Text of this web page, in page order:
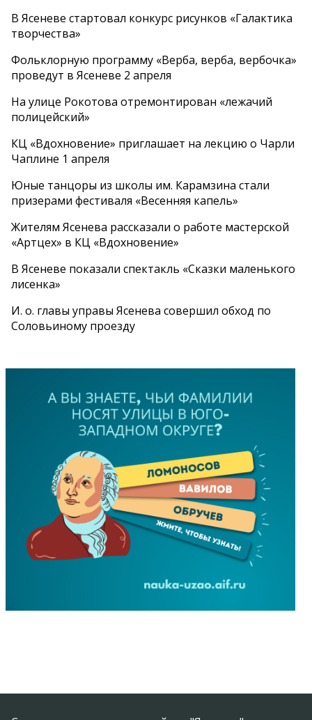
В Ясеневе стартовал конкурс рисунков «Галактика
творчества»
Фольклорную программу «Верба, верба, вербочка»
проведут в Ясеневе 2 апреля
На улице Рокотова отремонтирован «лежачий
полицейский»
КЦ «Вдохновение» приглашает на лекцию о Чарли
Чаплине 1 апреля
Юные танцоры из школы им. Карамзина стали
призерами фестиваля «Весенняя капель»
Жителям Ясенева рассказали о работе мастерской
«Артцех» в КЦ «Вдохновение»
В Ясеневе показали спектакль «Сказки маленького
лисенка»
И. о. главы управы Ясенева совершил обход по
Соловьиному проезду